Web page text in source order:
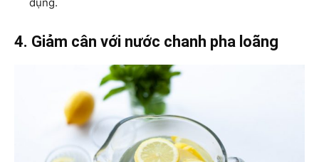
4. Giảm cân với nước chanh pha loãng